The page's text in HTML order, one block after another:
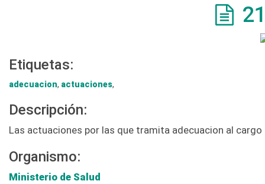
Etiquetas:
adecuacion, actuaciones,
Descripción:
Las actuaciones por las que tramita adecuacion al cargo
Organismo:
Ministerio de Salud